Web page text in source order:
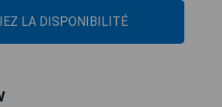
LA DISPONIBILITÉ